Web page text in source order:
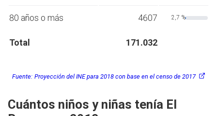
80 años o más 4607 2,7 %
Total 171.032
Fuente: Proyección del INE para 2018 con base en el censo de 2017
Cuántos niños y niñas tenía El